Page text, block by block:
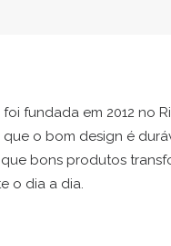
foi fundada em 2012 no
o bom design é
bons produtos
o dia a dia.